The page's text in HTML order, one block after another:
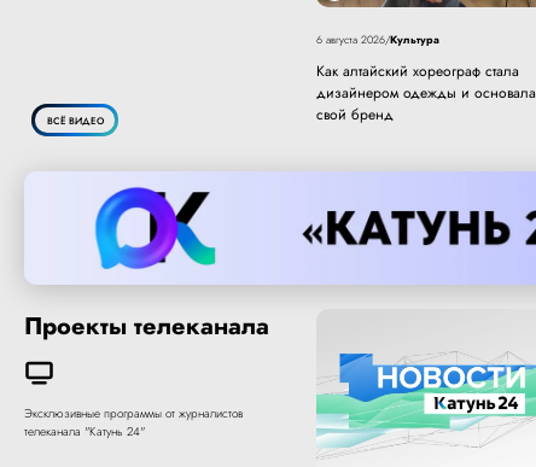
ВСЁ ВИДЕО
6 августа 2026/Культура
Как алтайский хореограф стала
дизайнером одежды и основала
свой бренд
Проекты телеканала
Эксклюзивные программы от журналистов
телеканала "Катунь 24"